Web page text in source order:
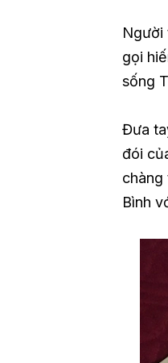
Người
gọi
sống
Đưa
đói
chàng
Bình